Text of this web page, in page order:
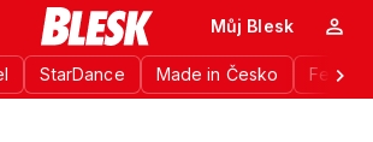
StarDance Made in Česko
Můj Blesk